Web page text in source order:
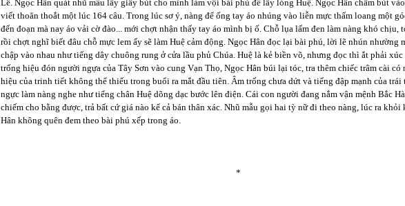
Lê. Ngọc Hân quát nhũ mẫu lấy giấy bút cho mình làm vội bài phú để lấy lòng Huệ. Ngọc Hân chấm bút
viết thoăn thoắt một lúc 164 câu. Trong lúc sơ ý, nàng để ống tay áo nhúng vào liễn mực thấm loang một
đến đoạn mà nay áo vải cờ đào... mới chợt nhận thấy tay áo mình bị ố. Chỗ lụa lấm đen làm nàng khó chịu,
rồi chợt nghĩ biết đâu chỗ mực lem ấy sẽ làm Huệ cảm động. Ngọc Hân đọc lại bài phú, lời lẽ nhún nhường
chập vào nhau như tiếng dây chuông rung ở cửa lầu phủ Chúa. Huệ là kẻ biền võ, nhưng đọc thì ắt phải
trống hiệu đón người ngựa của Tây Sơn vào cung Vạn Thọ, Ngọc Hân búi lại tóc, tra thêm chiếc trâm cài có
hiệu của trinh tiết không thể thiếu trong buổi ra mắt đầu tiên. Âm trống chưa dứt và tiếng đập mạnh của
ngực làm nàng nghe như tiếng chân Huệ dõng dạc bước lên điện. Cái con người đang nắm vận mệnh Bắc
chiếm cho bằng được, trả bất cứ giá nào kể cả bán thân xác. Nhũ mẫu gọi hai tỳ nữ đi theo nàng, lúc ra khỏi
Hân không quên đem theo bài phú xếp trong áo.
*